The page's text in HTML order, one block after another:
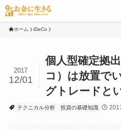
ホーム iDeCo
個人型確定拠
コ）は放置で
グトレードと
2017
12/01
テクニカル分析 投資の基礎知識